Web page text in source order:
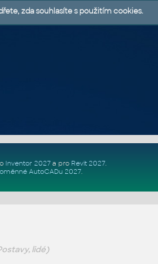
Inventor 2027a pro Revit 2027.
AutoCADu 2027.
lidé)
zda souhlasíte s použitím cookies.